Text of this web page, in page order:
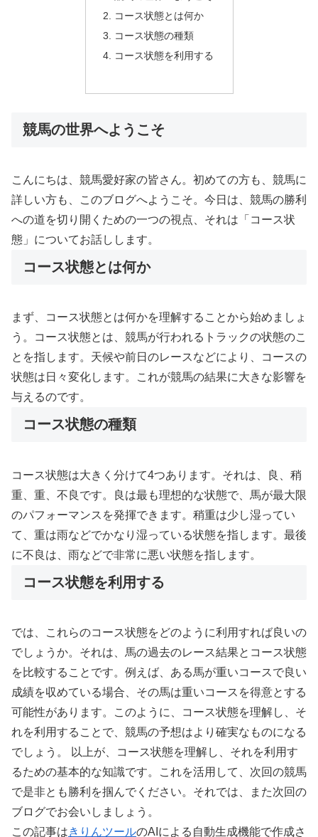
コース状態とは何か
コース状態の種類
コース状態を利用する
競馬の世界へようこそ
こんにちは、競馬愛好家の皆さん。初めての方も、競馬に
詳しい方も、このブログへようこそ。今日は、競馬の勝利
への道を切り開くための一つの視点、それは「コース状
態」についてお話しします。
コース状態とは何か
まず、コース状態とは何かを理解することから始めましょ
う。コース状態とは、競馬が行われるトラックの状態のこ
とを指します。天候や前日のレースなどにより、コースの
状態は日々変化します。これが競馬の結果に大きな影響を
与えるのです。
コース状態の種類
コース状態は大きく分けて4つあります。それは、良、稍
重、重、不良です。良は最も理想的な状態で、馬が最大限
のパフォーマンスを発揮できます。稍重は少し湿ってい
て、重は雨などでかなり湿っている状態を指します。最後
に不良は、雨などで非常に悪い状態を指します。
コース状態を利用する
では、これらのコース状態をどのように利用すれば良いの
でしょうか。それは、馬の過去のレース結果とコース状態
を比較することです。例えば、ある馬が重いコースで良い
成績を収めている場合、その馬は重いコースを得意とする
可能性があります。このように、コース状態を理解し、そ
れを利用することで、競馬の予想はより確実なものになる
でしょう。 以上が、コース状態を理解し、それを利用す
るための基本的な知識です。これを活用して、次回の競馬
で是非とも勝利を掴んでください。それでは、また次回の
ブログでお会いしましょう。
この記事はきりんツールのAIによる自動生成機能で作成さ